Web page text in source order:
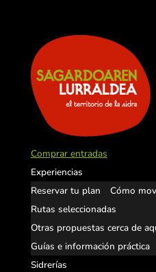
Comprar entradas
Experiencias
Reservar tu plan
Cómo
Rutas seleccionadas
Otras propuestas cerca de
Guías e información práctica
Sidrerías